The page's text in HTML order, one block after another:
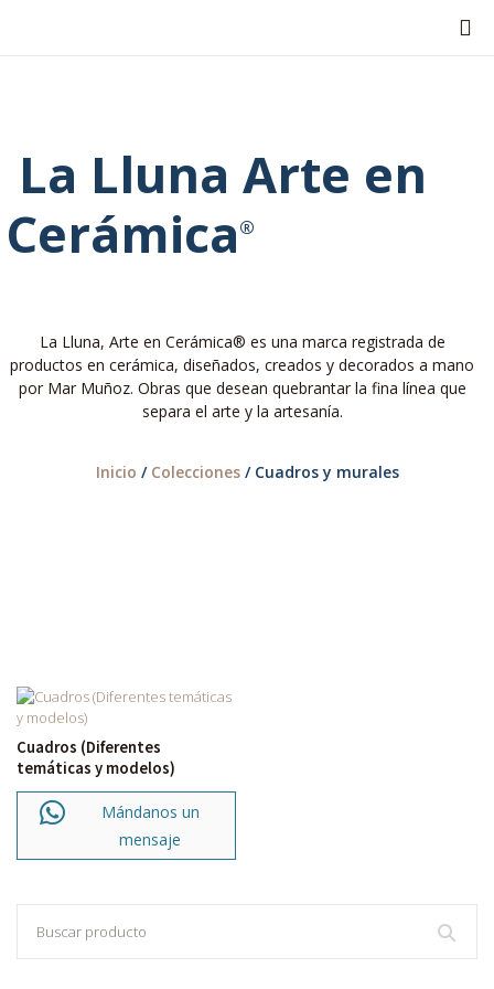
La Lluna Arte en
Cerámica®
La Lluna, Arte en Cerámica® es una marca registrada de
productos en cerámica, diseñados, creados y decorados a mano
por Mar Muñoz. Obras que desean quebrantar la fina línea que
separa el arte y la artesanía.
Inicio / Colecciones/ Cuadros y murales
Cuadros (Diferentes
temáticas y modelos)
Mándanos un
mensaje